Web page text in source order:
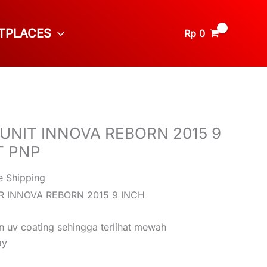
Rp 0
INNOVA REBORN 2015 9
PNP
Shipping
INNOVA REBORN 2015 9 INCH
uv coating sehingga terlihat mewah